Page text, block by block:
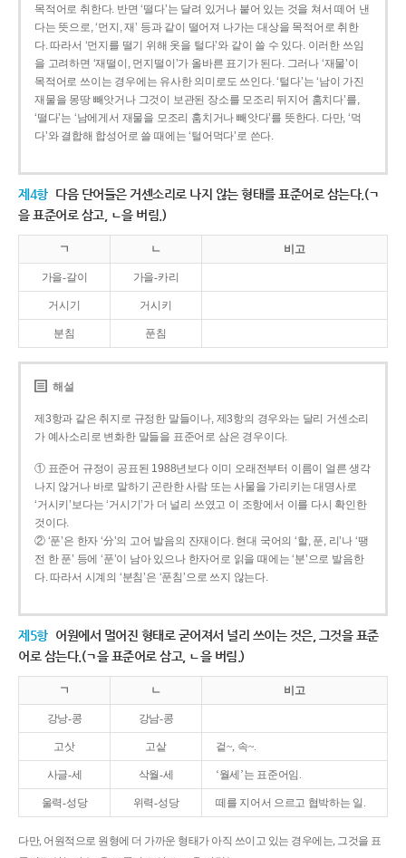
목적어로 취한다. 반면 ‘떨다’는 달려 있거나 붙어 있는 것을 쳐서 떼어 낸
다는 뜻으로, ‘먼지, 재’ 등과 같이 떨어져 나가는 대상을 목적어로 취한
다. 따라서 ‘먼지를 떨기 위해 옷을 털다’와 같이 쓸 수 있다. 이러한 쓰임
을 고려하면 ‘재떨이, 먼지떨이’가 올바른 표기가 된다. 그러나 ‘재물’이
목적어로 쓰이는 경우에는 유사한 의미로도 쓰인다. ‘털다’는 ‘남이 가진
재물을 몽땅 빼앗거나 그것이 보관된 장소를 모조리 뒤지어 훔치다’를,
‘떨다’는 ‘남에게서 재물을 모조리 훔치거나 빼앗다’를 뜻한다. 다만, ‘먹
다’와 결합해 합성어로 쓸 때에는 ‘털어먹다’로 쓴다.
제4항 다음 단어들은 거센소리로 나지 않는 형태를 표준어로 삼는다.(ㄱ
을 표준어로 삼고, ㄴ을 버림.)
ㄱ ㄴ 비고
가을-갈이 가을-카리
거시기 거시키
분침 푼침
해설
제3항과 같은 취지로 규정한 말들이나, 제3항의 경우와는 달리 거센소리
가 예사소리로 변화한 말들을 표준어로 삼은 경우이다.
① 표준어 규정이 공표된 1988년보다 이미 오래전부터 이름이 얼른 생각
나지 않거나 바로 말하기 곤란한 사람 또는 사물을 가리키는 대명사로
‘거시키’보다는 ‘거시기’가 더 널리 쓰였고 이 조항에서 이를 다시 확인한
것이다.
② ‘푼’은 한자 ‘分’의 고어 발음의 잔재이다. 현대 국어의 ‘할, 푼, 리’나 ‘땡
전 한 푼’ 등에 ‘푼’이 남아 있으나 한자어로 읽을 때에는 ‘분’으로 발음한
다. 따라서 시계의 ‘분침’은 ‘푼침’으로 쓰지 않는다.
제5항 어원에서 멀어진 형태로 굳어져서 널리 쓰이는 것은, 그것을 표준
어로 삼는다.(ㄱ을 표준어로 삼고, ㄴ을 버림.)
ㄱ ㄴ 비고
강낭-콩 강남-콩
고삿 고샅 겉~, 속~.
사글-세 삭월-세 ‘월세’는 표준어임.
울력-성당 위력-성당 떼를 지어서 으르고 협박하는 일.
다만, 어원적으로 원형에 더 가까운 형태가 아직 쓰이고 있는 경우에는, 그것을 표